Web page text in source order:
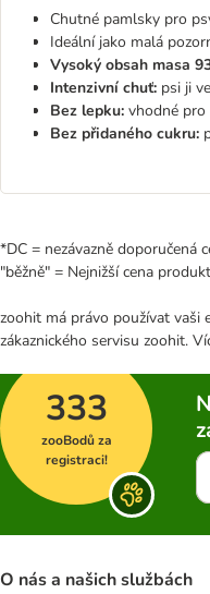
Chutné pamlsky pro
Ideální jako malá
Vysoký obsah masa
Intenzivní chuť: psi ji
Bez lepku: vhodné
Bez přidaného cukru:
*DC = nezávazně doporučená
"běžně" = Nejnižší cena
zoohit má právo používat vaši
zákaznického servisu zoohit.
333
zooBodů za
registraci!
O nás a našich službách